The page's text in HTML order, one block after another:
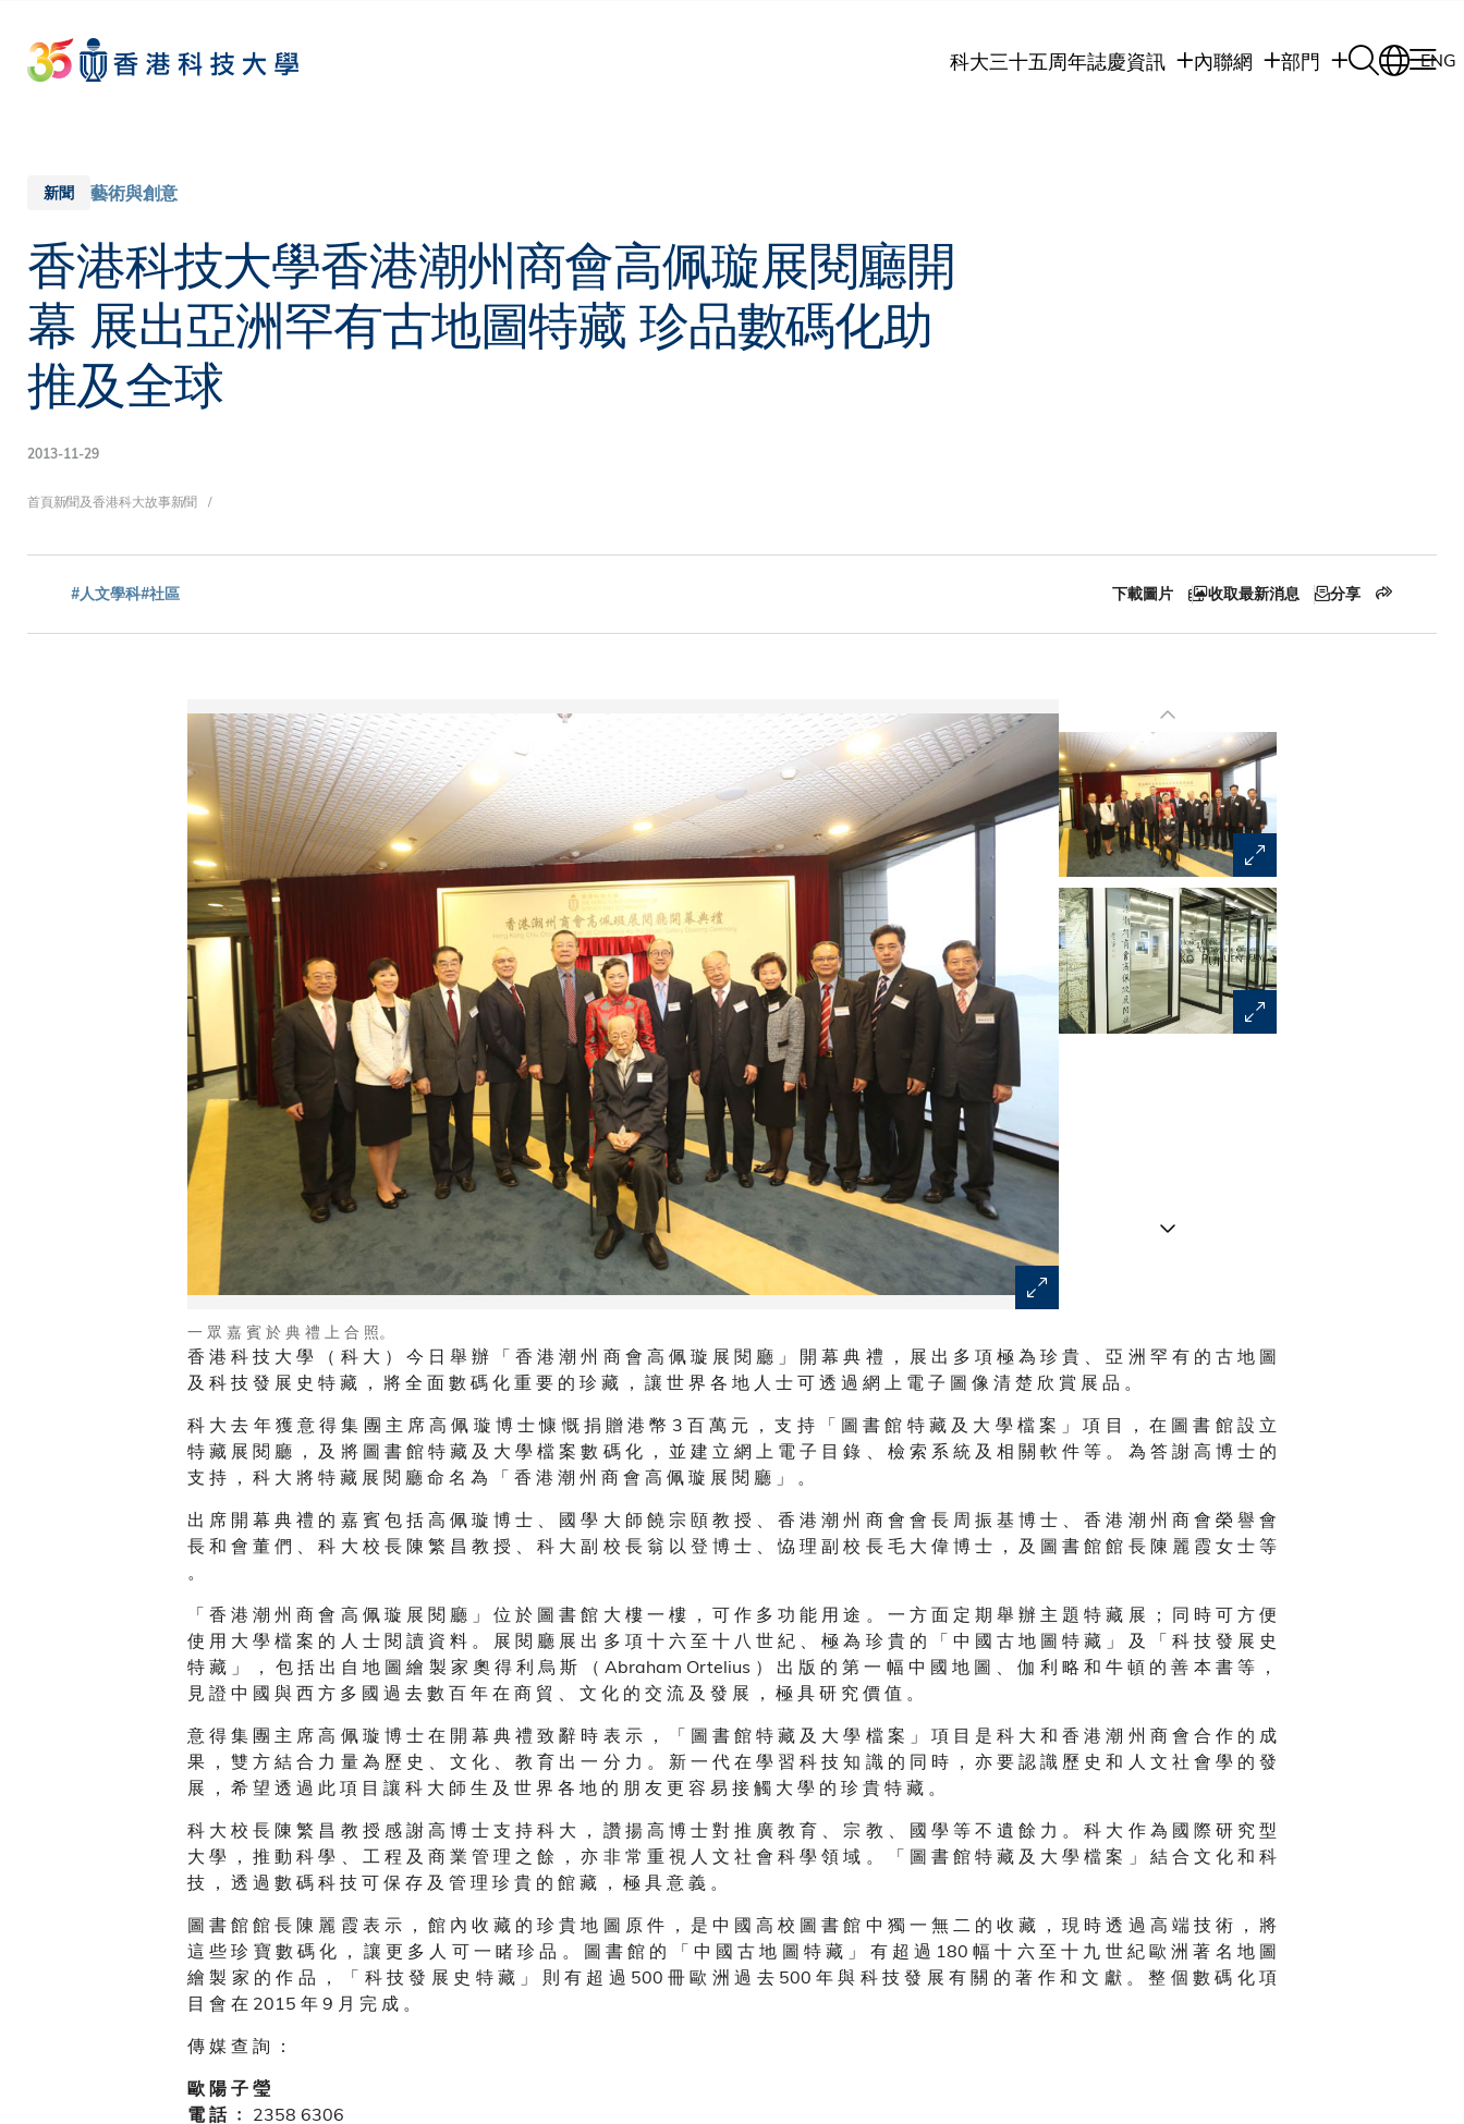
main
content
科大三十五周年誌慶資訊 內聯網 部門 ENG
新聞 藝術與創意
香港科技大學香港潮州商會高佩璇展閱廳開
幕 展出亞洲罕有古地圖特藏 珍品數碼化助
推及全球
2013-11-29
導
航
首頁新聞及香港科大故事新聞
#人文學科#社區 下載圖片 收取最新消息 分享
一 眾 嘉 賓 於 典 禮 上 合 照。
香 港 科 技 大 學 （ 科 大 ） 今 日 舉 辦 「 香 港 潮 州 商 會 高 佩 璇 展 閱 廳 」 開 幕 典 禮 ， 展 出 多 項 極 為 珍 貴 、 亞 洲 罕 有 的 古 地 圖
及 科 技 發 展 史 特 藏 ， 將 全 面 數 碼 化 重 要 的 珍 藏 ， 讓 世 界 各 地 人 士 可 透 過 網 上 電 子 圖 像 清 楚 欣 賞 展 品 。
科 大 去 年 獲 意 得 集 團 主 席 高 佩 璇 博 士 慷 慨 捐 贈 港 幣 3 百 萬 元 ， 支 持 「 圖 書 館 特 藏 及 大 學 檔 案 」 項 目 ， 在 圖 書 館 設 立
特 藏 展 閱 廳 ， 及 將 圖 書 館 特 藏 及 大 學 檔 案 數 碼 化 ， 並 建 立 網 上 電 子 目 錄 、 檢 索 系 統 及 相 關 軟 件 等 。 為 答 謝 高 博 士 的
支 持 ， 科 大 將 特 藏 展 閱 廳 命 名 為 「 香 港 潮 州 商 會 高 佩 璇 展 閱 廳 」 。
出 席 開 幕 典 禮 的 嘉 賓 包 括 高 佩 璇 博 士 、 國 學 大 師 饒 宗 頤 教 授 、 香 港 潮 州 商 會 會 長 周 振 基 博 士 、 香 港 潮 州 商 會 榮 譽 會
長 和 會 董 們 、 科 大 校 長 陳 繁 昌 教 授 、 科 大 副 校 長 翁 以 登 博 士 、 恊 理 副 校 長 毛 大 偉 博 士 ， 及 圖 書 館 館 長 陳 麗 霞 女 士 等
。
「 香 港 潮 州 商 會 高 佩 璇 展 閱 廳 」 位 於 圖 書 館 大 樓 一 樓 ， 可 作 多 功 能 用 途 。 一 方 面 定 期 舉 辦 主 題 特 藏 展 ； 同 時 可 方 便
使 用 大 學 檔 案 的 人 士 閱 讀 資 料 。 展 閱 廳 展 出 多 項 十 六 至 十 八 世 紀 、 極 為 珍 貴 的 「 中 國 古 地 圖 特 藏 」 及 「 科 技 發 展 史
特 藏 」 ， 包 括 出 自 地 圖 繪 製 家 奧 得 利 烏 斯 （ Abraham Ortelius ） 出 版 的 第 一 幅 中 國 地 圖 、 伽 利 略 和 牛 頓 的 善 本 書 等 ，
見 證 中 國 與 西 方 多 國 過 去 數 百 年 在 商 貿 、 文 化 的 交 流 及 發 展 ， 極 具 研 究 價 值 。
意 得 集 團 主 席 高 佩 璇 博 士 在 開 幕 典 禮 致 辭 時 表 示 ， 「 圖 書 館 特 藏 及 大 學 檔 案 」 項 目 是 科 大 和 香 港 潮 州 商 會 合 作 的 成
果 ， 雙 方 結 合 力 量 為 歷 史 、 文 化 、 教 育 出 一 分 力 。 新 一 代 在 學 習 科 技 知 識 的 同 時 ， 亦 要 認 識 歷 史 和 人 文 社 會 學 的 發
展 ， 希 望 透 過 此 項 目 讓 科 大 師 生 及 世 界 各 地 的 朋 友 更 容 易 接 觸 大 學 的 珍 貴 特 藏 。
科 大 校 長 陳 繁 昌 教 授 感 謝 高 博 士 支 持 科 大 ， 讚 揚 高 博 士 對 推 廣 教 育 、 宗 教 、 國 學 等 不 遺 餘 力 。 科 大 作 為 國 際 研 究 型
大 學 ， 推 動 科 學 、 工 程 及 商 業 管 理 之 餘 ， 亦 非 常 重 視 人 文 社 會 科 學 領 域 。 「 圖 書 館 特 藏 及 大 學 檔 案 」 結 合 文 化 和 科
技 ， 透 過 數 碼 科 技 可 保 存 及 管 理 珍 貴 的 館 藏 ， 極 具 意 義 。
圖 書 館 館 長 陳 麗 霞 表 示 ， 館 內 收 藏 的 珍 貴 地 圖 原 件 ， 是 中 國 高 校 圖 書 館 中 獨 一 無 二 的 收 藏 ， 現 時 透 過 高 端 技 術 ， 將
這 些 珍 寶 數 碼 化 ， 讓 更 多 人 可 一 睹 珍 品 。 圖 書 館 的 「 中 國 古 地 圖 特 藏 」 有 超 過 180 幅 十 六 至 十 九 世 紀 歐 洲 著 名 地 圖
繪 製 家 的 作 品 ， 「 科 技 發 展 史 特 藏 」 則 有 超 過 500 冊 歐 洲 過 去 500 年 與 科 技 發 展 有 關 的 著 作 和 文 獻 。 整 個 數 碼 化 項
目 會 在 2015 年 9 月 完 成 。
傳 媒 查 詢 ：
歐 陽 子 瑩
電 話 ﹕ 2358 6306